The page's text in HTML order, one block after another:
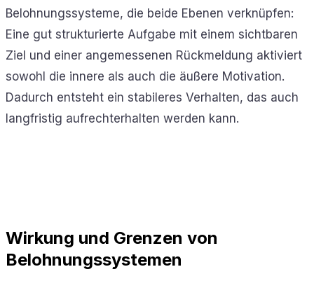
Belohnungssysteme, die beide Ebenen verknüpfen:
Eine gut strukturierte Aufgabe mit einem sichtbaren
Ziel und einer angemessenen Rückmeldung aktiviert
sowohl die innere als auch die äußere Motivation.
Dadurch entsteht ein stabileres Verhalten, das auch
langfristig aufrechterhalten werden kann.
Wirkung und Grenzen von
Belohnungssystemen